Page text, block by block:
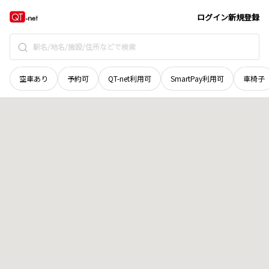
ログイン新規登録
空車あり 予約可 QT-net利用可 SmartPay利用可 車椅子
島根県